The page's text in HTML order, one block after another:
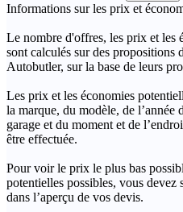
Informations sur les prix et
Le nombre d'offres, les prix et les
sont calculés sur des propositions
Autobutler, sur la base de leurs
Les prix et les économies
la marque, du modèle, de
garage et du moment et de
être effectuée.
Pour voir le prix le plus bas
potentielles possibles, vous devez
dans l’aperçu de vos devis.